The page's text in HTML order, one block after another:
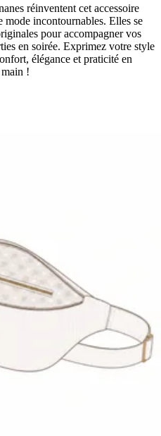
réinventent cet accessoire
mode incontournables. Elles se
pour accompagner vos
en soirée. Exprimez votre style
élégance et praticité en
main !